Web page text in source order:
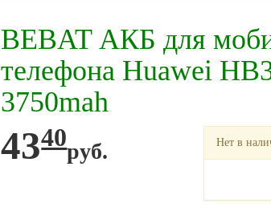
BEBAT АКБ для
телефона Huawei
3750mah
4340руб. Нет в